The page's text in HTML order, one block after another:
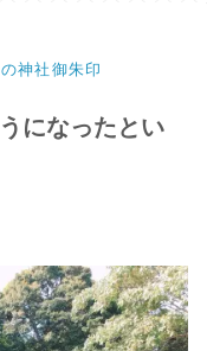
神社御朱印
になったとい